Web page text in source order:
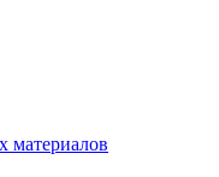
материалов